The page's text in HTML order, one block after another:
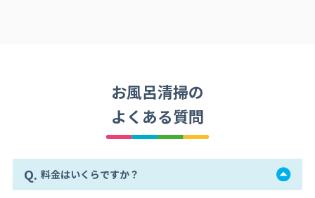
お風呂清掃の
よくある質問
Q. 料金はいくらですか？